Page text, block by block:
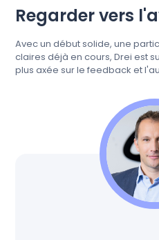
Regarder vers
Avec un début solide, une
claires déjà en cours, Drei est
plus axée sur le feedback et